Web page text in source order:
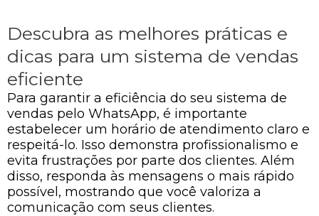
Descubra as melhores práticas e
dicas para um sistema de vendas
eficiente
Para garantir a eficiência do seu sistema de
vendas pelo WhatsApp, é importante
estabelecer um horário de atendimento claro e
respeitá-lo. Isso demonstra profissionalismo e
evita frustrações por parte dos clientes. Além
disso, responda às mensagens o mais rápido
possível, mostrando que você valoriza a
comunicação com seus clientes.